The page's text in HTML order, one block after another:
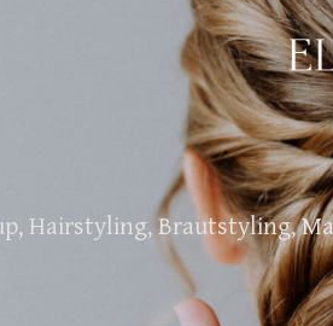
Hairstyling, Brautstyling,